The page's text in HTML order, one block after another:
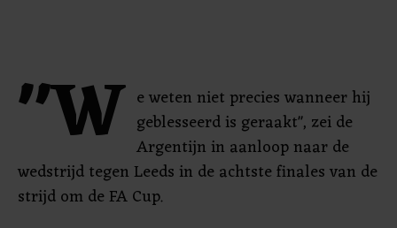
"W e weten niet precies wanneer hij
geblesseerd is geraakt", zei de
Argentijn in aanloop naar de
wedstrijd tegen Leeds in de achtste finales van de
strijd om de FA Cup.